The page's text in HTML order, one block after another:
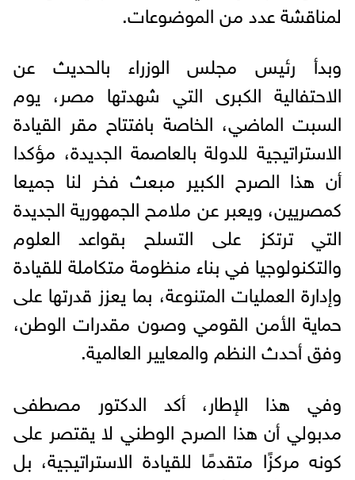
لمناقشة عدد من الموضوعات.
وبدأ رئيس مجلس الوزراء بالحديث عن
الاحتفالية الكبرى التي شهدتها مصر، يوم
السبت الماضي، الخاصة بافتتاح مقر القيادة
الاستراتيجية للدولة بالعاصمة الجديدة، مؤكدا
أن هذا الصرح الكبير مبعث فخر لنا جميعا
كمصريين، ويعبر عن ملامح الجمهورية الجديدة
التي ترتكز على التسلح بقواعد العلوم
والتكنولوجيا في بناء منظومة متكاملة للقيادة
وإدارة العمليات المتنوعة، بما يعزز قدرتها على
حماية الأمن القومي وصون مقدرات الوطن،
وفق أحدث النظم والمعايير العالمية.
وفي هذا الإطار، أكد الدكتور مصطفى
مدبولي أن هذا الصرح الوطني لا يقتصر على
كونه مركزًا متقدمًا للقيادة الاستراتيجية، بل